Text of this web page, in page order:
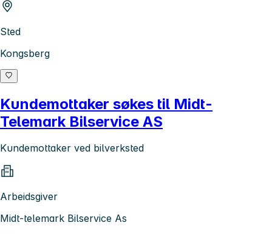
Sted
Kongsberg
Kundemottaker søkes til Midt-
Telemark Bilservice AS
Kundemottaker ved bilverksted
Arbeidsgiver
Midt-telemark Bilservice As